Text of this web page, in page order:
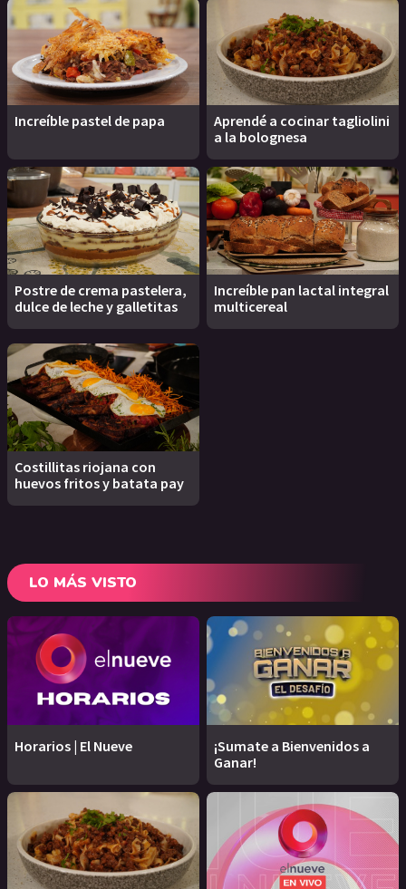
Increíble pastel de papa
Aprendé a cocinar tagliolini
a la bolognesa
Postre de crema pastelera,
dulce de leche y galletitas
Increíble pan lactal integral
multicereal
Costillitas riojana con
huevos fritos y batata pay
LO MÁS VISTO
Horarios | El Nueve
¡Sumate a Bienvenidos a
Ganar!